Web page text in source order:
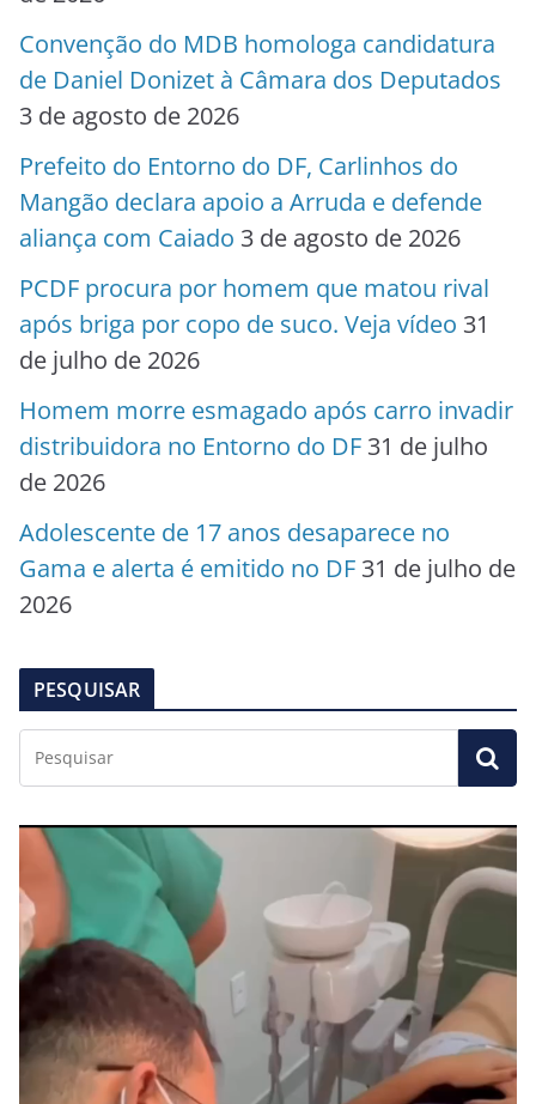
Convenção do MDB homologa candidatura
de Daniel Donizet à Câmara dos Deputados
3 de agosto de 2026
Prefeito do Entorno do DF, Carlinhos do
Mangão declara apoio a Arruda e defende
aliança com Caiado 3 de agosto de 2026
PCDF procura por homem que matou rival
após briga por copo de suco. Veja vídeo 31
de julho de 2026
Homem morre esmagado após carro invadir
distribuidora no Entorno do DF 31 de julho
de 2026
Adolescente de 17 anos desaparece no
Gama e alerta é emitido no DF 31 de julho de
2026
PESQUISAR